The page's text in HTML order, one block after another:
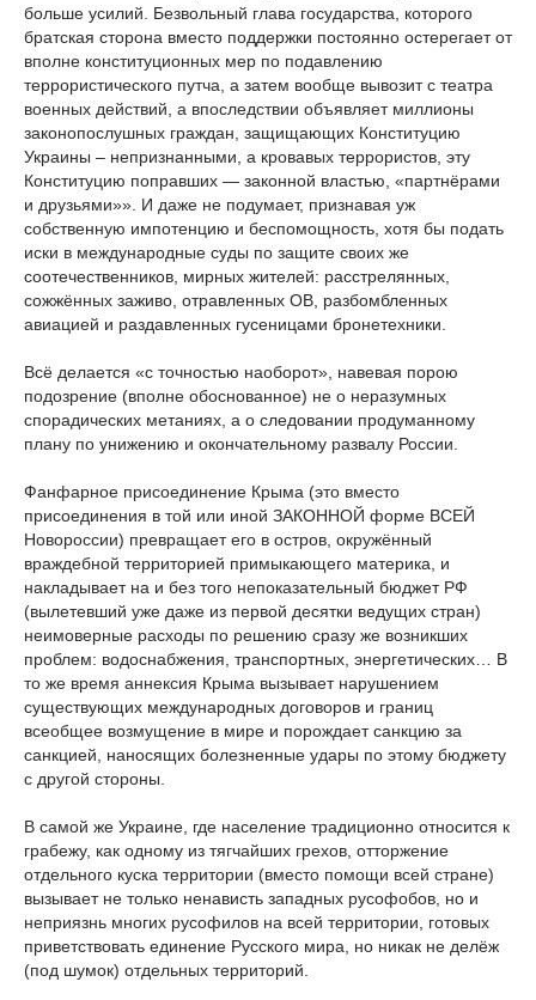
больше усилий. Безвольный глава государства, которого
братская сторона вместо поддержки постоянно остерегает от
вполне конституционных мер по подавлению
террористического путча, а затем вообще вывозит с театра
военных действий, а впоследствии объявляет миллионы
законопослушных граждан, защищающих Конституцию
Украины – непризнанными, а кровавых террористов, эту
Конституцию поправших — законной властью, «партнёрами
и друзьями»». И даже не подумает, признавая уж
собственную импотенцию и беспомощность, хотя бы подать
иски в международные суды по защите своих же
соотечественников, мирных жителей: расстрелянных,
сожжённых заживо, отравленных ОВ, разбомбленных
авиацией и раздавленных гусеницами бронетехники.
Всё делается «с точностью наоборот», навевая порою
подозрение (вполне обоснованное) не о неразумных
спорадических метаниях, а о следовании продуманному
плану по унижению и окончательному развалу России.
Фанфарное присоединение Крыма (это вместо
присоединения в той или иной ЗАКОННОЙ форме ВСЕЙ
Новороссии) превращает его в остров, окружённый
враждебной территорией примыкающего материка, и
накладывает на и без того непоказательный бюджет РФ
(вылетевший уже даже из первой десятки ведущих стран)
неимоверные расходы по решению сразу же возникших
проблем: водоснабжения, транспортных, энергетических… В
то же время аннексия Крыма вызывает нарушением
существующих международных договоров и границ
всеобщее возмущение в мире и порождает санкцию за
санкцией, наносящих болезненные удары по этому бюджету
с другой стороны.
В самой же Украине, где население традиционно относится к
грабежу, как одному из тягчайших грехов, отторжение
отдельного куска территории (вместо помощи всей стране)
вызывает не только ненависть западных русофобов, но и
неприязнь многих русофилов на всей территории, готовых
приветствовать единение Русского мира, но никак не делёж
(под шумок) отдельных территорий.